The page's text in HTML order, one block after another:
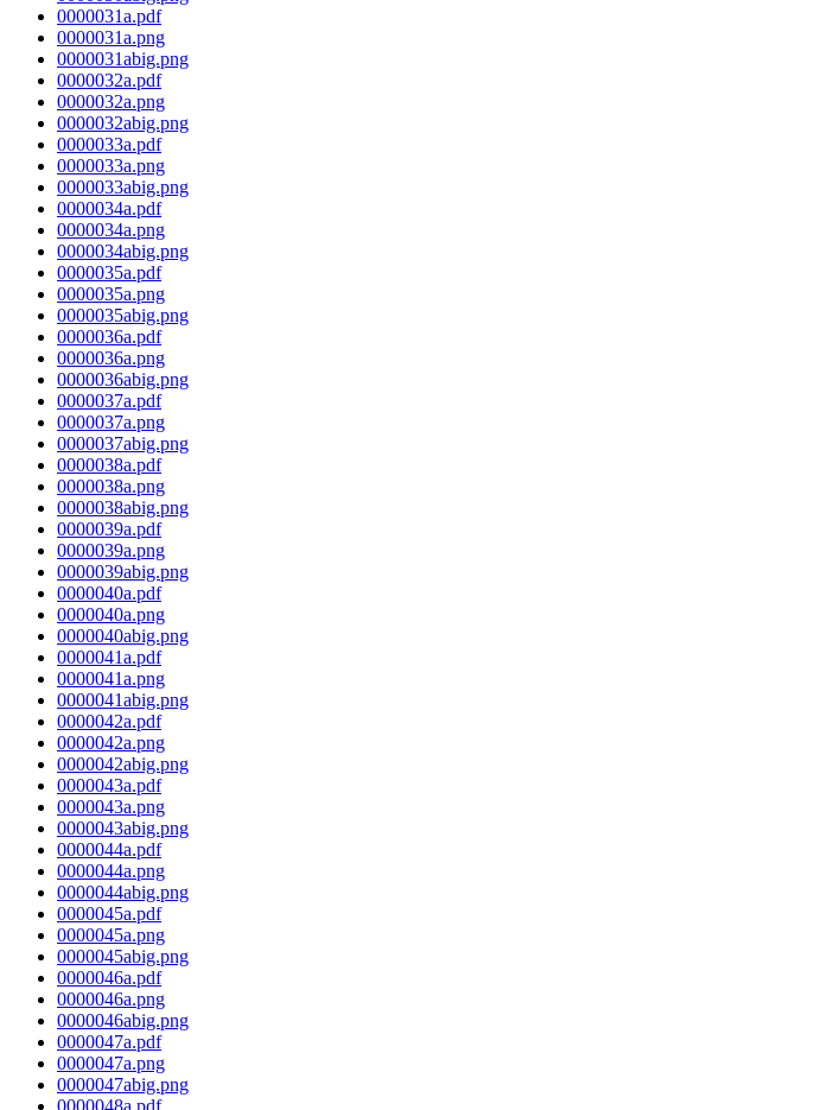
0000031a.pdf
0000031a.png
0000031abig.png
0000032a.pdf
0000032a.png
0000032abig.png
0000033a.pdf
0000033a.png
0000033abig.png
0000034a.pdf
0000034a.png
0000034abig.png
0000035a.pdf
0000035a.png
0000035abig.png
0000036a.pdf
0000036a.png
0000036abig.png
0000037a.pdf
0000037a.png
0000037abig.png
0000038a.pdf
0000038a.png
0000038abig.png
0000039a.pdf
0000039a.png
0000039abig.png
0000040a.pdf
0000040a.png
0000040abig.png
0000041a.pdf
0000041a.png
0000041abig.png
0000042a.pdf
0000042a.png
0000042abig.png
0000043a.pdf
0000043a.png
0000043abig.png
0000044a.pdf
0000044a.png
0000044abig.png
0000045a.pdf
0000045a.png
0000045abig.png
0000046a.pdf
0000046a.png
0000046abig.png
0000047a.pdf
0000047a.png
0000047abig.png